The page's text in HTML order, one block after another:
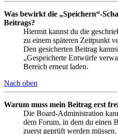
Was bewirkt die „Speichern“-
Beitrags?
Hiermit kannst du die
zu einem späteren Zeitpunkt
Den gesicherten Beitrag
„Gespeicherte Entwürfe
Bereich erneut laden.
Nach oben
Warum muss mein Beitrag erst
Die Board-Administration
dem Forum, in dem du einen
zuerst geprüft werden